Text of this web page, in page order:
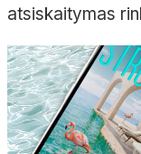
atsiskaitymas